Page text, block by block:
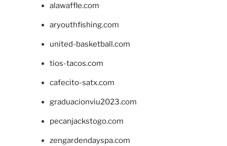
alawaffle.com
aryouthfishing.com
united-basketball.com
tios-tacos.com
cafecito-satx.com
graduacionviu2023.com
pecanjackstogo.com
zengardendayspa.com